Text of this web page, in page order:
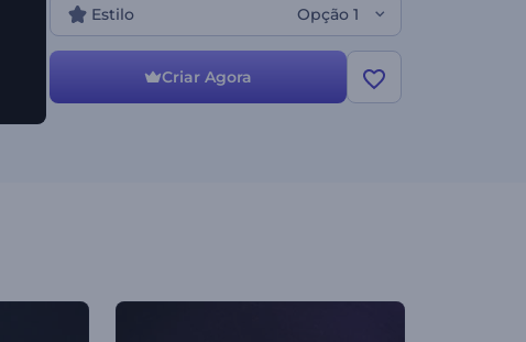
de canais de jogos, introduções ou encerramentos,
e muitos outros projetos criativos. Crie agora e
deixe a sua marca brilhar!
Estilo Opção 1
Criar Agora